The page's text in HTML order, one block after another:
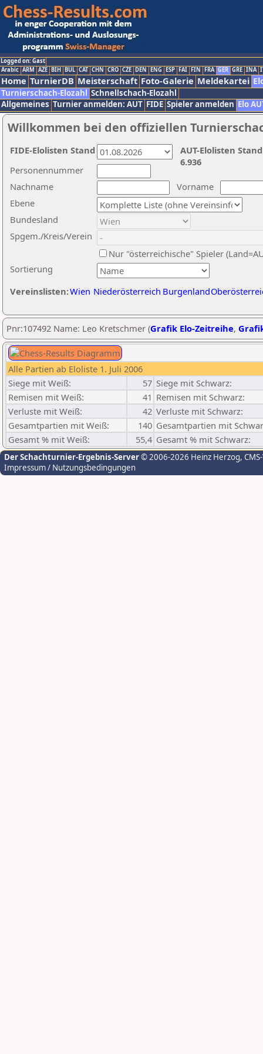
Logged on: Gast
Arabic ARM AZE BIH BUL CAT CHN CRO CZE DEN ENG ESP FAI FIN FRA GER GRE INA
Home TurnierDB Meisterschaft Foto-Galerie Meldekartei
Turnierschach-Elozahl Schnellschach-Elozahl
Allgemeines Turnier anmelden: AUT FIDE Spieler anmelden Elo
Willkommen bei den offiziellen
Nachname
Vorname
Ebene
Sortierung
Personennummer
Bundesland
Spgem./Kreis/Verein
Nur "österreichische" Spieler
Vereinslisten:Wien Niederösterreich Burgenland
AUT-Elolisten
6.936
FIDE-Elolisten Stand
Pnr:107492 Name: Leo Kretschmer (Grafik Elo-Zeitreihe,
Alle Partien ab Eloliste 1. Juli 2006
Siege mit Weiß:
57 Siege mit Schwarz:
Remisen mit Weiß:
41 Remisen mit Schwarz:
Verluste mit Weiß:
42 Verluste mit Schwarz:
Gesamtpartien mit Weiß:
140 Gesamtpartien mit
Gesamt % mit Weiß:
55,4 Gesamt % mit Schwarz:
Der Schachturnier-Ergebnis-Server© 2006-2026 Heinz Herzog,
Impressum / Nutzungsbedingungen